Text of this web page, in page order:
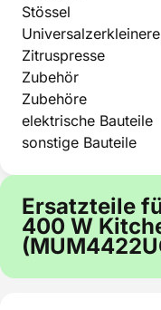
Stössel
Zitruspresse
Zubehör
Zubehöre
elektrische Bauteile
sonstige Bauteile
Ersatzteile
400 W